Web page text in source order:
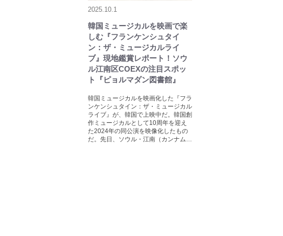
2025.10.1
韓国ミュージカルを映画で楽
しむ『フランケンシュタイ
ン：ザ・ミュージカルライ
ブ』現地鑑賞レポート！ソウ
ル江南区COEXの注目スポッ
ト『ピョルマダン図書館』
韓国ミュージカルを映画化した『フラ
ンケンシュタイン：ザ・ミュージカル
ライブ』が、韓国で上映中だ。韓国創
作ミュージカルとして10周年を迎え
た2024年の同公演を映像化したもの
だ。先日、ソウル・江南（カンナム…